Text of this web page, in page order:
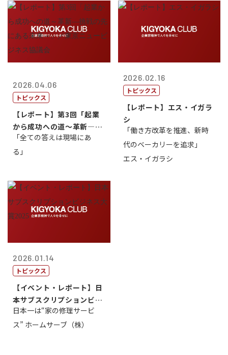
2026.04.06
トピックス
【レポート】第3回「起業
から成功への道～革新―挑
戦の先にある...
「全ての答えは現場にあ
る」
2026.02.16
トピックス
【レポート】エス・イガラ
シ
「働き方改革を推進、新時
代のベーカリーを追求」
エス・イガラシ
2026.01.14
トピックス
【イベント・レポート】日
本サブスクリプションビジ
ネス大賞20...
日本一は“家の修理サービ
ス” ホームサーブ（株）